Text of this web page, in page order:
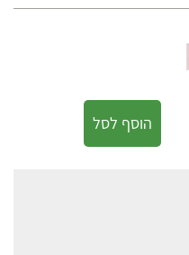
הוסף לסל